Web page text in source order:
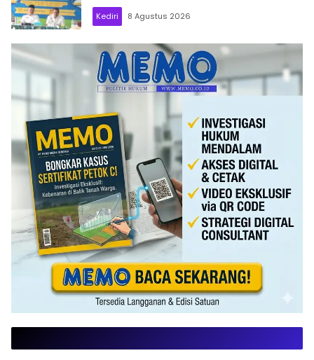
Kediri 8 Agustus 2026
Memo.co.id
| Memberi
Inspirasi